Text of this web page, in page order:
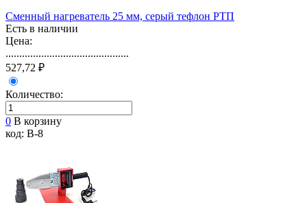
Сменный нагреватель 25 мм, серый тефлон РТП
Есть в наличии
Цена:
.............................................
527,72 ₽
Количество:
0 В корзину
код: B-8